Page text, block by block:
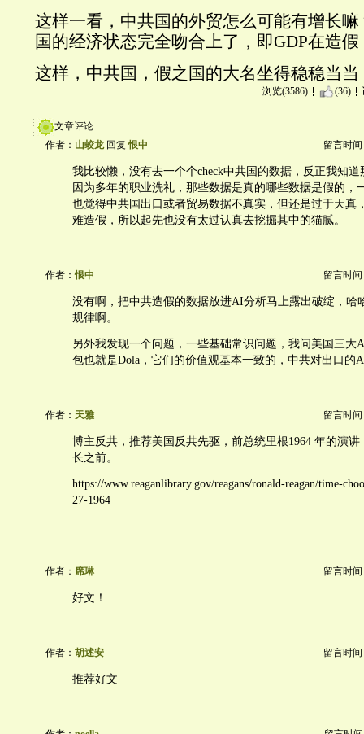
这样一看，中共国的外贸怎么可能有增长
国的经济状态完全吻合上了，即GDP在造
这样，中共国，假之国的大名坐得稳稳当
浏览(3586) (36)
文章评论
作者： 山蛟龙回复恨中 留言时间
我比较懒，没有去一个个check中共国的数据，反正我知
因为多年的职业洗礼，那些数据是真的哪些数据是假的，
也觉得中共国出口或者贸易数据不真实，但还是过于天真
难造假，所以起先也没有太过认真去挖掘其中的猫腻。
作者：恨中 留言时间
没有啊，把中共造假的数据放进AI分析马上露出破绽，哈
规律啊。
另外我发现一个问题，一些基础常识问题，我问美国三大
包也就是Dola，它们的价值观基本一致的，中共对出口的
作者： 天雅 留言时间
博主反共，推荐美国反共先驱，前总统里根1964 年的演
长之前。
https://www.reaganlibrary.gov/reagans/ronald-reagan/time-
27-1964
作者： 席琳 留言时间
好文！
作者： 胡述安 留言时间
推荐好文